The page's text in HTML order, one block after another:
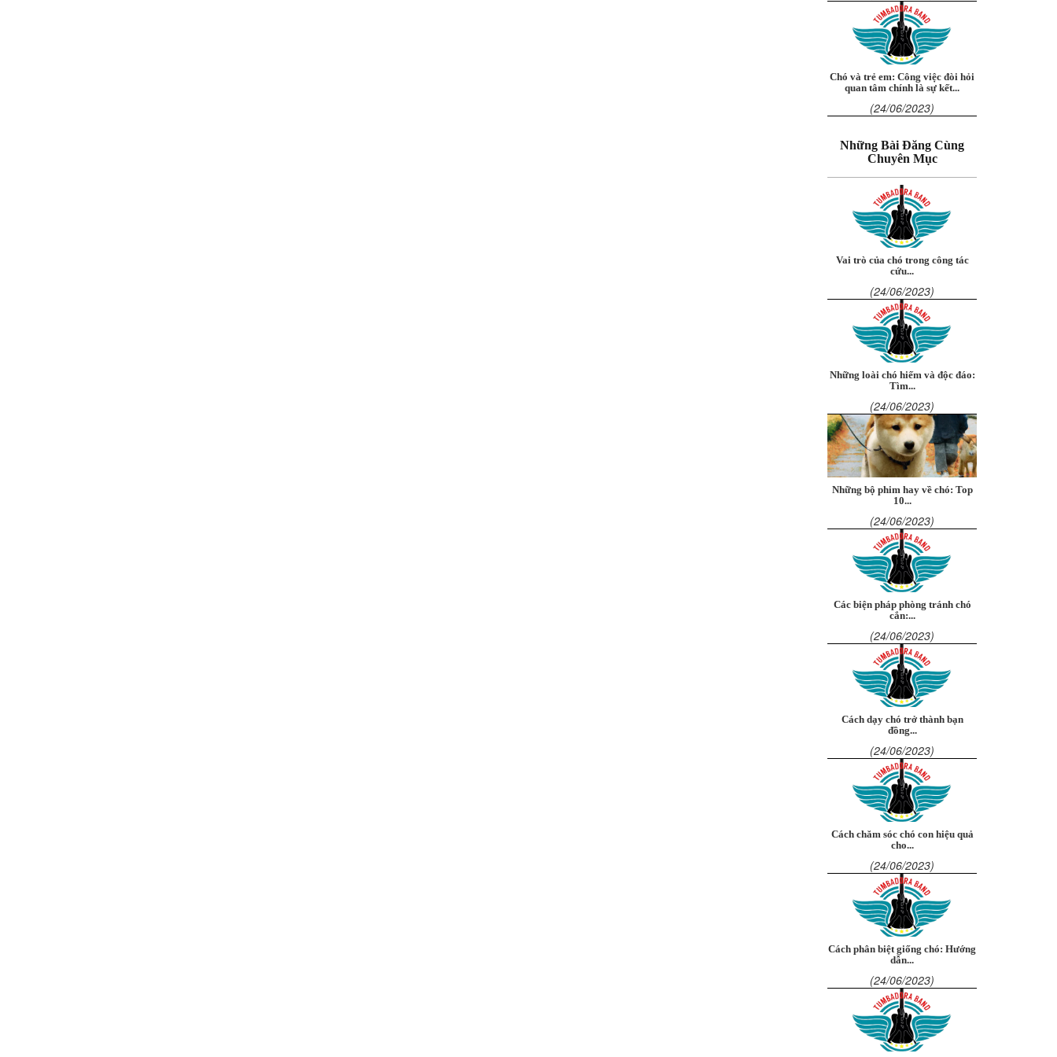
Chó và trẻ em: Công việc đòi hỏi
quan tâm chính là sự kết...
(24/06/2023)
Những Bài Đăng Cùng
Chuyên Mục
Vai trò của chó trong công tác
cứu...
(24/06/2023)
Những loài chó hiếm và độc đáo:
Tìm...
(24/06/2023)
Những bộ phim hay về chó: Top
10...
(24/06/2023)
Các biện pháp phòng tránh chó
cắn:...
(24/06/2023)
Cách dạy chó trở thành bạn
đồng...
(24/06/2023)
Cách chăm sóc chó con hiệu quả
cho...
(24/06/2023)
Cách phân biệt giống chó: Hướng
dẫn...
(24/06/2023)